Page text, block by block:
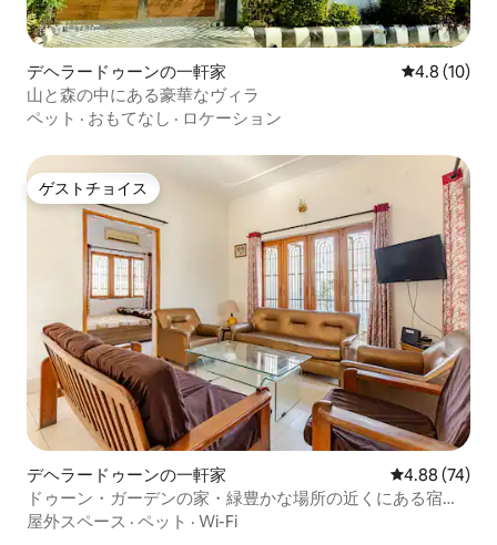
デヘラードゥーンの一軒家 レビュー10
4.8 (10)
山と森の中にある豪華なヴィラ
ペット · おもてなし · ロケーション
ゲストチョイス
ゲストチョイス
デヘラードゥーンの一軒家 レビュー74
4.88 (74)
ドゥーン・ガーデンの家・緑豊かな場所の近くにある宿泊
先FRI/IMA
屋外スペース · ペット · Wi-Fi